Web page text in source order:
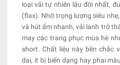
loại vải tự nhiên lâu đời nhất,
(flax). Nhờ trọng lượng siêu
và hút ẩm nhanh, vải lanh trở
may các trang phục mùa hè
short. Chất liệu này bền chắc
dai, ít bị biến dạng hay phai